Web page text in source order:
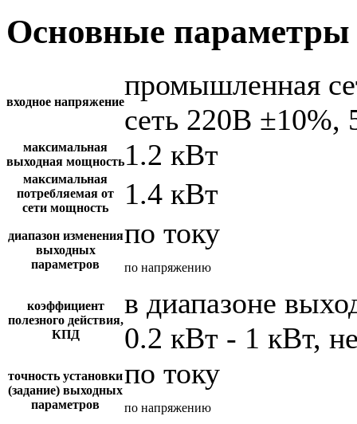
Основные параметры
входное напряжение
промышленная
сеть 220В ±10%,
максимальная
выходная мощность1.2 кВт
максимальная
потребляемая от
сети мощность
1.4 кВт
диапазон изменения
выходных
параметров
по току
по напряжению
коэффициент
полезного действия,
КПД
в диапазоне
0.2 кВт - 1 кВт,
точность установки
(задание) выходных
параметров
по току
по напряжению